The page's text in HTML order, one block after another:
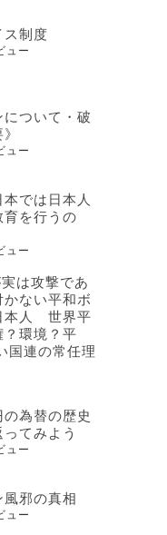
ス制度
ュー
について・破
ュー
本では日本人
育を行うの
ュー
は攻撃であ
かない平和ボ
本人 世界平
？環境？平
国連の常任理
の為替の歴史
てみよう
ュー
風邪の真相
ュー